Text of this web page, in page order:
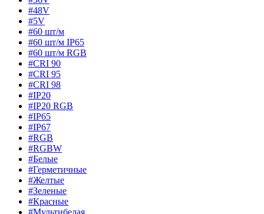
#48V
#5V
#60 шт/м
#60 шт/м IP65
#60 шт/м RGB
#CRI 90
#CRI 95
#CRI 98
#IP20
#IP20 RGB
#IP65
#IP67
#RGB
#RGBW
#Белые
#Герметичные
#Желтые
#Зеленые
#Красные